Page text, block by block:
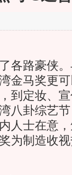
路豪侠。
金马奖更
到定妆、
八卦综艺
人士在意
为制造收